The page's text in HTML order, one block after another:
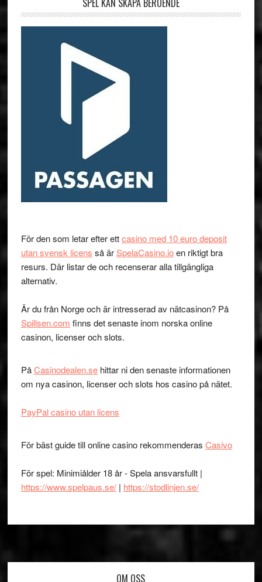
SPEL KAN SKAPA BEROENDE
För den som letar efter ettcasino med 10 euro deposit
utan svensk licens så ärSpelaCasino.ioen riktigt bra
resurs. Där listar de och recenserar alla tillgängliga
alternativ.
Är du från Norge och är intresserad av nätcasinon? På
Spillsen.com finns det senaste inom norska online
casinon, licenser och slots.
PåCasinodealen.sehittar ni den senaste informationen
om nya casinon, licenser och slots hos casino på nätet.
PayPal casino utan licens
För bäst guide till online casino rekommenderas Casivo
För spel: Minimiålder 18 år - Spela ansvarsfullt |
https://www.spelpaus.se/| https://stodlinjen.se/
OM OSS